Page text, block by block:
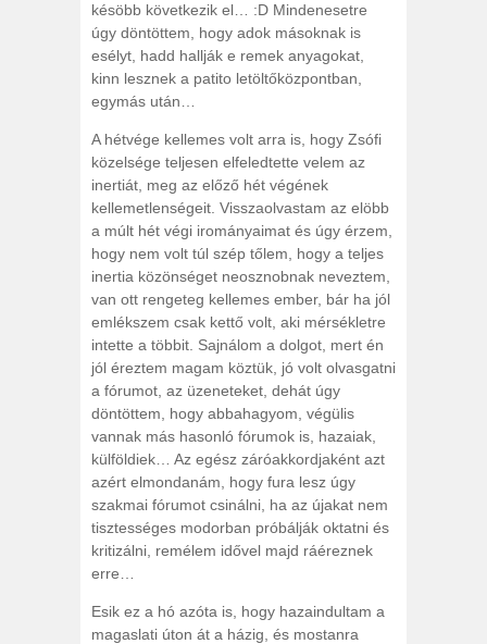
késöbb következik el… :D Mindenesetre
úgy döntöttem, hogy adok másoknak is
esélyt, hadd hallják e remek anyagokat,
kinn lesznek a patito letöltőközpontban,
egymás után…
A hétvége kellemes volt arra is, hogy Zsófi
közelsége teljesen elfeledtette velem az
inertiát, meg az előző hét végének
kellemetlenségeit. Visszaolvastam az elöbb
a múlt hét végi irományaimat és úgy érzem,
hogy nem volt túl szép tőlem, hogy a teljes
inertia közönséget neosznobnak neveztem,
van ott rengeteg kellemes ember, bár ha jól
emlékszem csak kettő volt, aki mérsékletre
intette a többit. Sajnálom a dolgot, mert én
jól éreztem magam köztük, jó volt olvasgatni
a fórumot, az üzeneteket, dehát úgy
döntöttem, hogy abbahagyom, végülis
vannak más hasonló fórumok is, hazaiak,
külföldiek… Az egész záróakkordjaként azt
azért elmondanám, hogy fura lesz úgy
szakmai fórumot csinálni, ha az újakat nem
tisztességes modorban próbálják oktatni és
kritizálni, remélem idővel majd ráéreznek
erre…
Esik ez a hó azóta is, hogy hazaindultam a
magaslati úton át a házig, és mostanra